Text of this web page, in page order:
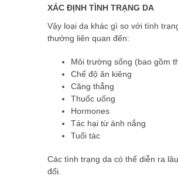
XÁC ĐỊNH TÌNH TRẠNG DA
Vậy loại da khác gì so với tình
thường liên quan đến:
Môi trường sống (bao gồm
Chế độ ăn kiêng
Căng thẳng
Thuốc uống
Hormones
Tác hại từ ánh nắng
Tuổi tác
Các tình trạng da có thể diễn ra
đổi.